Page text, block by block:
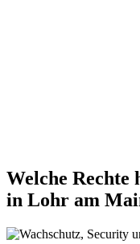
Welche Rechte
in Lohr am